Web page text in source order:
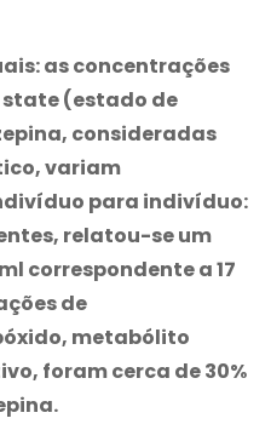
as concentrações
(estado de
, consideradas
variam
para indivíduo:
relatou-se um
correspondente a 17
de
metabólito
foram cerca de 30%
.